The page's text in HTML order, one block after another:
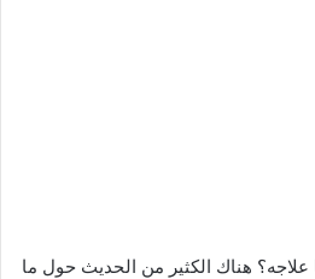
هناك الكثير من الحديث حول ما